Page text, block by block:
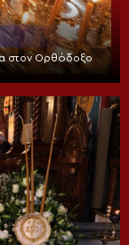
στον Ορθόδοξο